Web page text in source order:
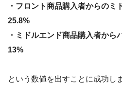
・フロント商品購入者からのミ
25.8%
・ミドルエンド商品購入者から
13%
という数値を出すことに成功し